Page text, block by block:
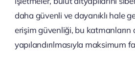
daha güvenli ve dayanıklı hale
erişim güvenliği, bu katmanların
yapılandırılmasıyla maksimum